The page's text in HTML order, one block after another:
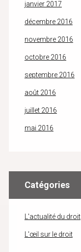
janvier 2017
décembre 2016
novembre 2016
octobre 2016
septembre 2016
août 2016
juillet 2016
mai 2016
Catégories
L'actualité du droit
L'œil sur le droit